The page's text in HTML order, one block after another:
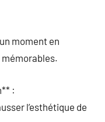
moment en
:
l’esthétique de